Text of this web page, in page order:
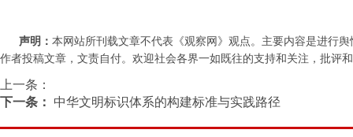
声明： 本网站所刊载文章不代表《观察网》观点。主要内容是进行
作者投稿文章，文责自付。欢迎社会各界一如既往的支持和关注，批评和
上一条：
下一条：
中华文明标识体系的构建标准与实践路径